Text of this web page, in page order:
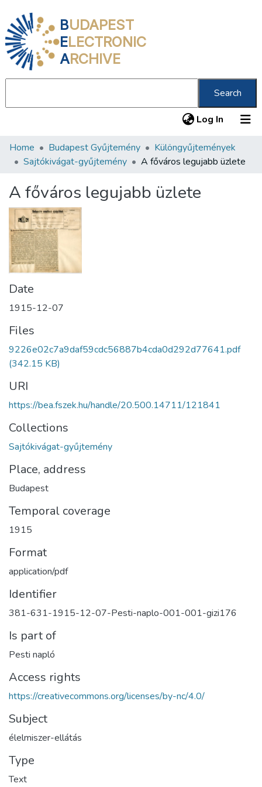
BUDAPEST
ELECTRONIC
ARCHIVE
Search
Log In (current)
Communities & Collections
Statistics
About us
Home Budapest Gyűjtemény
Különgyűjtemények
Sajtókivágat-gyűjtemény
A főváros legujabb üzlete
A főváros legujabb üzlete
Date
1915-12-07
Files
9226e02c7a9daf59cdc56887b4cda0d292d77641.pdf
(342.15 KB)
URI
https://bea.fszek.hu/handle/20.500.14711/121841
Collections
Sajtókivágat-gyűjtemény
Place, address
Budapest
Temporal coverage
1915
Format
application/pdf
Identifier
381-631-1915-12-07-Pesti-naplo-001-001-gizi176
Is part of
Pesti napló
Access rights
https://creativecommons.org/licenses/by-nc/4.0/
Subject
élelmiszer-ellátás
Type
Text